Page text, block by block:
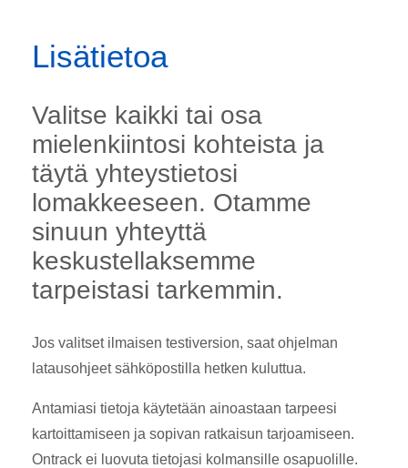
Lisätietoa
Valitse kaikki tai osa
mielenkiintosi kohteista ja
täytä yhteystietosi
lomakkeeseen. Otamme
sinuun yhteyttä
keskustellaksemme
tarpeistasi tarkemmin.
Jos valitset ilmaisen testiversion, saat ohjelman
latausohjeet sähköpostilla hetken kuluttua.
Antamiasi tietoja käytetään ainoastaan tarpeesi
kartoittamiseen ja sopivan ratkaisun tarjoamiseen.
Ontrack ei luovuta tietojasi kolmansille osapuolille.